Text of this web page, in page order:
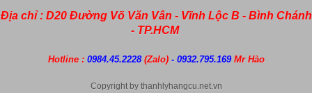
Địa chỉ : D20 Đường Võ Văn Vân - Vĩnh Lộc B - Bình Chánh
- TP.HCM
Hotline : 0984.45.2228 (Zalo) - 0932.795.169 Mr Hào
Copyright by thanhlyhangcu.net.vn